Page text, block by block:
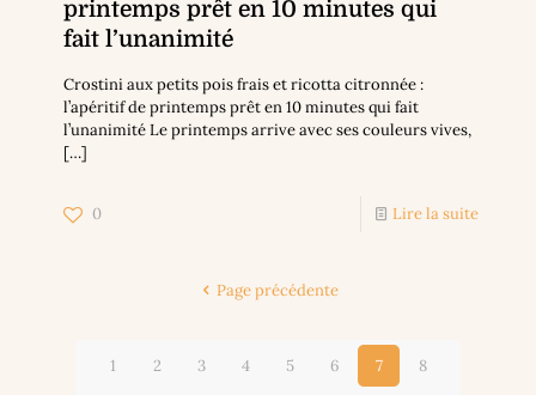
printemps prêt en 10 minutes qui
fait l’unanimité
Crostini aux petits pois frais et ricotta citronnée :
l’apéritif de printemps prêt en 10 minutes qui fait
l’unanimité Le printemps arrive avec ses couleurs vives,
[…]
0 Lire la suite
Page précédente
1 2 3 4 5 6 7 8